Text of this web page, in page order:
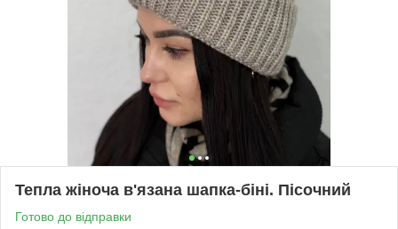
Тепла жіноча в'язана шапка-біні. Пісочний
Готово до відправки